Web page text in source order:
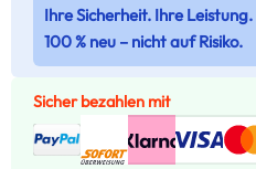
Ihre Sicherheit. Ihre
100 % neu – nicht auf Risiko.
Sicher bezahlen mit